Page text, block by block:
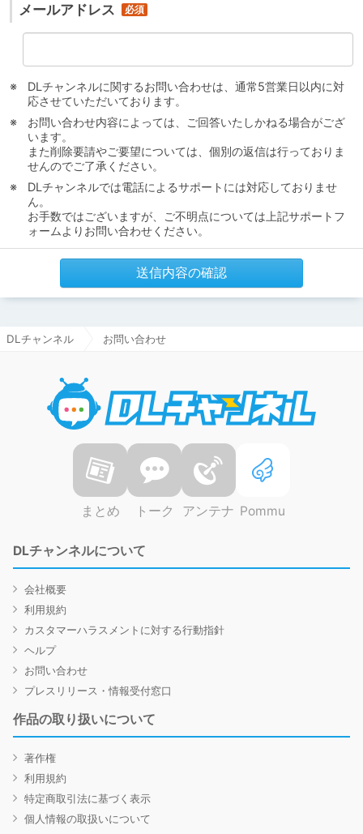
メールアドレス
DLチャンネルに関するお問い合わせは、通常5営業日以内に対
応させていただいております。
お問い合わせ内容によっては、ご回答いたしかねる場合がござ
います。
また削除要請やご要望については、個別の返信は行っておりま
せんのでご了承ください。
DLチャンネルでは電話によるサポートには対応しておりませ
ん。
お手数ではございますが、ご不明点については上記サポートフ
ォームよりお問い合わせください。
送信内容の確認
DLチャンネル お問い合わせ
まとめ トーク アンテナ Pommu
DLチャンネルについて
会社概要
利用規約
カスタマーハラスメントに対する行動指針
ヘルプ
お問い合わせ
プレスリリース・情報受付窓口
作品の取り扱いについて
著作権
利用規約
特定商取引法に基づく表示
個人情報の取扱いについて